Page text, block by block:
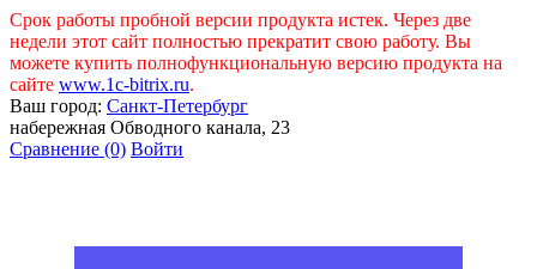
Срок работы пробной версии продукта истек. Через две
недели этот сайт полностью прекратит свою работу. Вы
можете купить полнофункциональную версию продукта на
сайте www.1c-bitrix.ru.
Ваш город: Санкт-Петербург
набережная Обводного канала, 23
Сравнение (0) Войти